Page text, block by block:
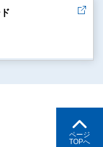
ページ
TOPへ